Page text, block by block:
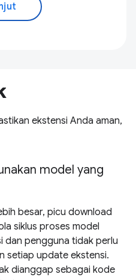
ekstensi Anda aman,
model yang
besar, picu download
siklus proses model
dan pengguna tidak perlu
setiap update ekstensi.
dianggap sebagai kode